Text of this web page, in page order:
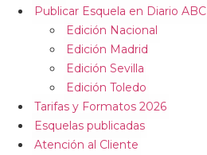
Publicar Esquela en Diario ABC
Edición Nacional
Edición Madrid
Edición Sevilla
Edición Toledo
Tarifas y Formatos 2026
Esquelas publicadas
Atención al Cliente